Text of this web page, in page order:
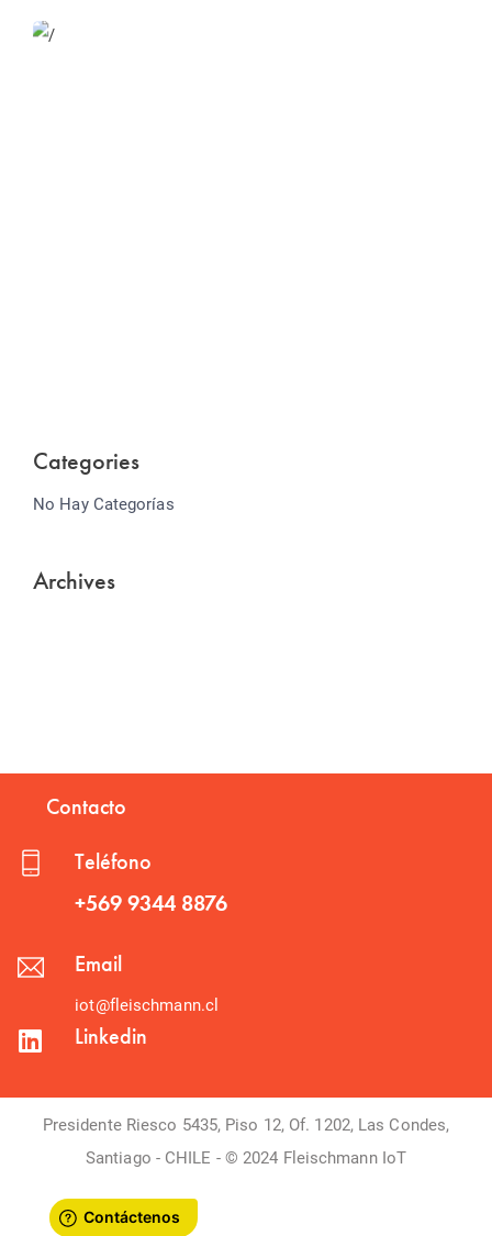
Categories
No Hay Categorías
Archives
Contacto
Teléfono
+569 9344 8876
Email
iot@fleischmann.cl
Linkedin
Presidente Riesco 5435, Piso 12, Of. 1202, Las Condes,
Santiago - CHILE - © 2024 Fleischmann IoT